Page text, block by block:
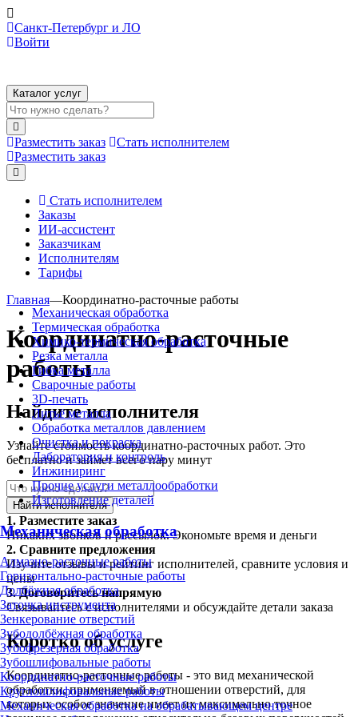
Санкт-Петербург и ЛО
Войти
Каталог услуг
Разместить заказ
Стать исполнителем
Разместить заказ
Стать исполнителем
Заказы
ИИ-ассистент
Заказчикам
Исполнителям
Тарифы
Механическая обработка
Термическая обработка
Химико-термическая обработка
Резка металла
Гибка металла
Сварочные работы
3D-печать
Литьё металла
Обработка металлов давлением
Очистка и покраска
Лаборатория и контроль
Инжиниринг
Прочие услуги металлообработки
Изготовление деталей
Механическая обработка
Алмазно-расточные работы
Горизонтально-расточные работы
Долбёжная обработка
Заточка инструмента
Зенкерование отверстий
Зубодолбёжная обработка
Зубофрезерная обработка
Зубошлифовальные работы
Координатно-расточные работы
Круглошлифовальные работы
Механическая обработка на обрабатывающем центре
Главная—Координатно-расточные работы
Координатно-расточные
работы
Найдите исполнителя
Узнайте стоимость координатно-расточных работ. Это
бесплатно и займет всего пару минут
Найти исполнителя
1. Разместите заказ
Никаких звонков и рассылок. Экономьте время и деньги
2. Сравните предложения
Изучите отзывы и рейтинг исполнителей, сравните условия и
цены
3.Договоритесь напрямую
Связывайтесь с исполнителями и обсуждайте детали заказа
Коротко об услуге
Координатно-расточные работы - это вид механической
обработки, применяемый в отношении отверстий, для
которых особое значение имеет их максимально точное